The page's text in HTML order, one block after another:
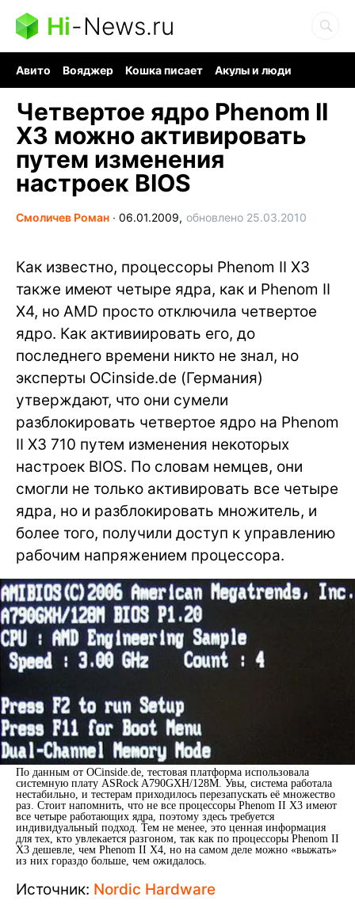
Hi-News.ru
Авито Вояджер Кошка писает
Акулы и люди
Четвертое ядро Phenom II
X3 можно активировать
путем изменения
настроек BIOS
Смоличев Роман ∙ 06.01.2009, обновлено 25.03.2010
Как известно, процессоры Phenom II X3
также имеют четыре ядра, как и Phenom II
X4, но AMD просто отключила четвертое
ядро. Как активиировать его, до
последнего времени никто не знал, но
эксперты OCinside.de (Германия)
утверждают, что они сумели
разблокировать четвертое ядро на Phenom
II X3 710 путем изменения некоторых
настроек BIOS. По словам немцев, они
смогли не только активировать все четыре
ядра, но и разблокировать множитель, и
более того, получили доступ к управлению
рабочим напряжением процессора.
По данным от OCinside.de, тестовая платформа использовала
системную плату ASRock A790GXH/128M. Увы, система работала
нестабильно, и тестерам приходилось перезапускать её множество
раз. Стоит напомнить, что не все процессоры Phenom II X3 имеют
все четыре работающих ядра, поэтому здесь требуется
индивидуальный подход. Тем не менее, это ценная информация
для тех, кто увлекается разгоном, так как по процессоры Phenom II
X3 дешевле, чем Phenom II X4, но на самом деле можно «выжать»
из них гораздо больше, чем ожидалось.
Источник: Nordic Hardware